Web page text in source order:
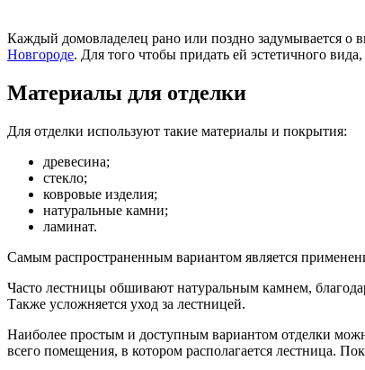
Каждый домовладелец рано или поздно задумывается о
Новгороде. Для того чтобы придать ей эстетичного
Материалы для отделки
Для отделки используют такие материалы и покрытия:
древесина;
стекло;
ковровые изделия;
натуральные камни;
ламинат.
Самым распространенным вариантом является
Часто лестницы обшивают натуральным камнем,
Также усложняется уход за лестницей.
Наиболее простым и доступным вариантом отделки
всего помещения, в котором располагается лестница.